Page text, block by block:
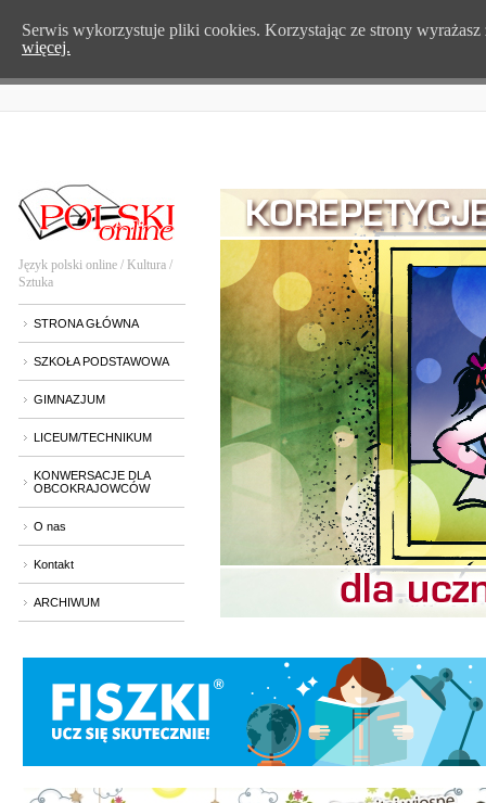
Język polski online / Kultura /
Sztuka
STRONA GŁÓWNA
SZKOŁA PODSTAWOWA
GIMNAZJUM
LICEUM/TECHNIKUM
KONWERSACJE DLA
OBCOKRAJOWCÓW
O nas
Kontakt
ARCHIWUM
Serwis wykorzystuje pliki cookies. Korzystając ze strony
więcej.